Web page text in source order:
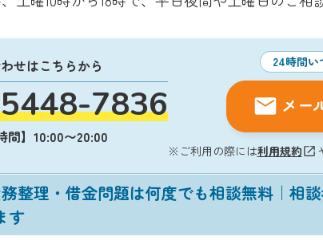
せはこちらから
7836
間】10:00〜20:00
24時間い
メー
※ご利用の際には利用規約
務整理・借金問題は何度でも相談無料｜相
す